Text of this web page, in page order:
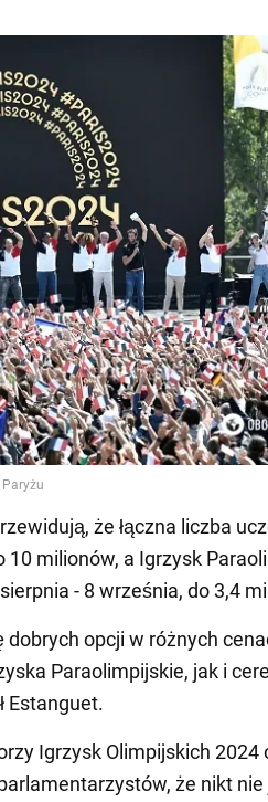
że łączna liczba
10 milionów, a Igrzysk
- 8 września, do 3,4
opcji w różnych
Paraolimpijskie, jak i
Estanguet.
Igrzysk Olimpijskich 2024
że nikt